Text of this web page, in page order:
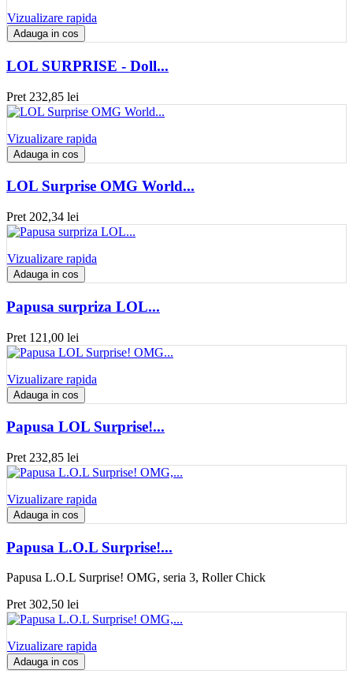
Vizualizare rapida
Adauga in cos
LOL SURPRISE - Doll...
Pret 232,85 lei
Vizualizare rapida
Adauga in cos
LOL Surprise OMG World...
Pret 202,34 lei
Vizualizare rapida
Adauga in cos
Papusa surpriza LOL...
Pret 121,00 lei
Vizualizare rapida
Adauga in cos
Papusa LOL Surprise!...
Pret 232,85 lei
Vizualizare rapida
Adauga in cos
Papusa L.O.L Surprise!...
Papusa L.O.L Surprise! OMG, seria 3, Roller Chick
Pret 302,50 lei
Vizualizare rapida
Adauga in cos